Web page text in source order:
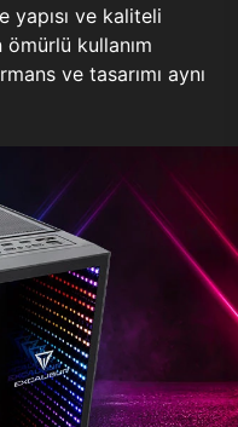
yapısı ve kaliteli
kullanım
ve tasarımı aynı